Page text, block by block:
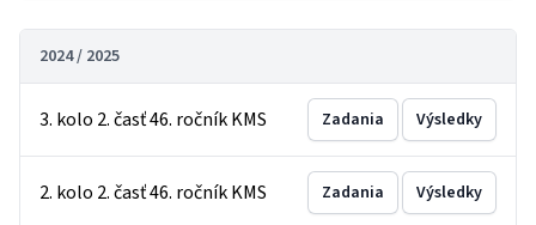
2024 / 2025
3. kolo 2. časť 46. ročník KMS Zadania Výsledky
2. kolo 2. časť 46. ročník KMS Zadania Výsledky